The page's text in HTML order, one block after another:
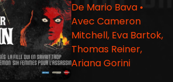
De Mario Bava •
Avec Cameron
Mitchell, Eva Bartok,
Thomas Reiner,
Ariana Gorini